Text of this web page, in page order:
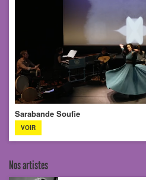
Sarabande Soufie
VOIR
Nos artistes